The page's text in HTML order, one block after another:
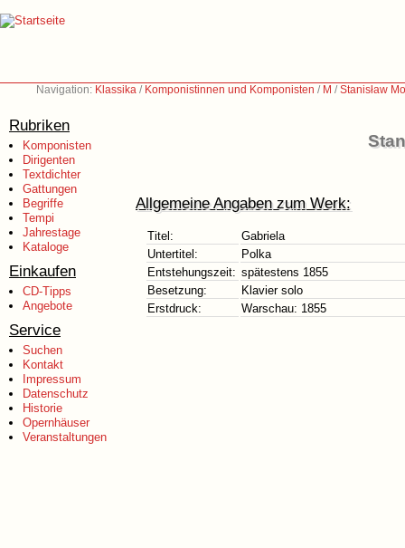
Navigation: Klassika / Komponistinnen und Komponisten / M /Stanisław
Rubriken
Komponisten
Dirigenten
Textdichter
Gattungen
Begriffe
Tempi
Jahrestage
Kataloge
Einkaufen
CD-Tipps
Angebote
Service
Suchen
Kontakt
Impressum
Datenschutz
Historie
Opernhäuser
Veranstaltungen
Allgemeine Angaben zum Werk:
Titel:
Gabriela
Untertitel:
Polka
Entstehungszeit: spätestens 1855
Besetzung:
Klavier solo
Erstdruck:
Warschau: 1855